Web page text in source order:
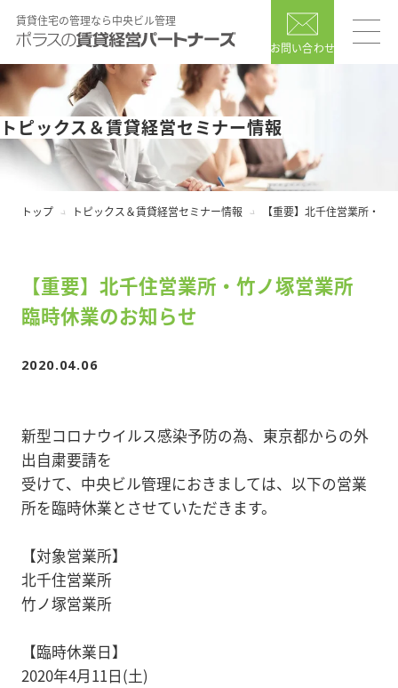
賃貸住宅の管理なら中央ビル管理
お問い合わせ
トピックス＆賃貸経営セミナー情報
トップ トピックス＆賃貸経営セミナー情報 【重要】北千住営業所・
【重要】北千住営業所・竹ノ塚営業所
臨時休業のお知らせ
2020.04.06
新型コロナウイルス感染予防の為、東京都からの外
出自粛要請を
受けて、中央ビル管理におきましては、以下の営業
所を臨時休業とさせていただきます。
【対象営業所】
北千住営業所
竹ノ塚営業所
【臨時休業日】
2020年4月11日(土)